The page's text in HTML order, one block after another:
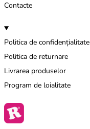
Contacte
Politica de confidențialitate
Politica de returnare
Livrarea produselor
Program de loialitate